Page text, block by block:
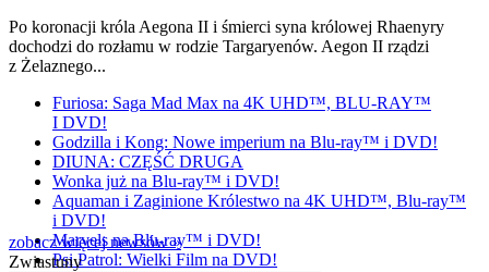
Po koronacji króla Aegona II i śmierci syna królowej Rhaenyry
dochodzi do rozłamu w rodzie Targaryenów. Aegon II rządzi
z Żelaznego...
Furiosa: Saga Mad Max na 4K UHD™, BLU-RAY™
I DVD!
Godzilla i Kong: Nowe imperium na Blu-ray™ i DVD!
DIUNA: CZĘŚĆ DRUGA
Wonka już na Blu-ray™ i DVD!
Aquaman i Zaginione Królestwo na 4K UHD™, Blu-ray™
i DVD!
Marvels na Blu-ray™ i DVD!
Psi Patrol: Wielki Film na DVD!
zobacz więcej newsów »
Zwiastuny